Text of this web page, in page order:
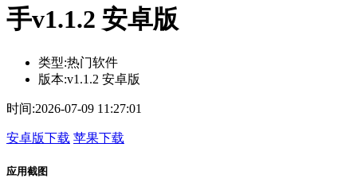
手v1.1.2 安卓版
类型:热门软件
版本:v1.1.2 安卓版
时间:2026-07-09 11:27:01
安卓版下载 苹果下载
应用截图